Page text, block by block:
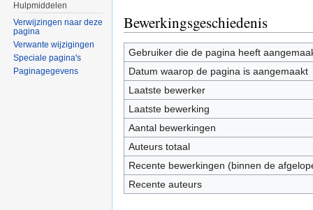
Bewerkingsgeschiedenis
Gebruiker die de pagina heeft
Datum waarop de pagina is aangemaakt
Laatste bewerker
Laatste bewerking
Aantal bewerkingen
Auteurs totaal
Recente bewerkingen (binnen de
Recente auteurs
Hulpmiddelen
Verwijzingen naar deze
pagina
Verwante wijzigingen
Speciale pagina's
Paginagegevens